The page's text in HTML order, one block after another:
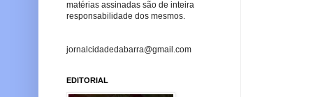
matérias assinadas são de inteira
responsabilidade dos mesmos.
jornalcidadedabarra@gmail.com
EDITORIAL